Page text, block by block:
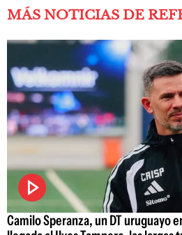
MÁS NOTICIAS DE
Camilo Speranza, un DT uruguayo